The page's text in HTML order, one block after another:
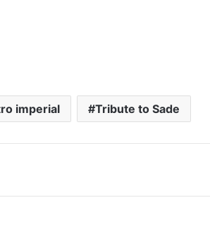
imperial Tribute to Sade